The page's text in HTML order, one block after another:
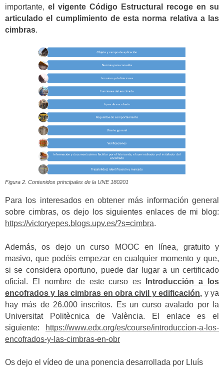
importante, el vigente Código Estructural recoge en su
articulado el cumplimiento de esta norma relativa a las
cimbras.
Figura 2. Contenidos principales de la UNE 180201
Para los interesados en obtener más información general
sobre cimbras, os dejo los siguientes enlaces de mi blog:
https://victoryepes.blogs.upv.es/?s=cimbra.
Además, os dejo un curso MOOC en línea, gratuito y
masivo, que podéis empezar en cualquier momento y que,
si se considera oportuno, puede dar lugar a un certificado
oficial.
El nombre de este curso es
Introducción a los
encofrados y las cimbras en obra civil y edificación, y ya
hay más de 26.000 inscritos. Es un curso avalado por la
Universitat Politècnica de València. El enlace es el
siguiente:
https://www.edx.org/es/course/introduccion-a-los-
encofrados-y-las-cimbras-en-obr
Os dejo el vídeo de una ponencia desarrollada por Lluís